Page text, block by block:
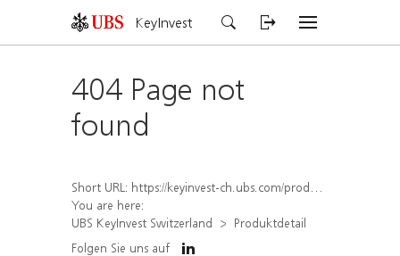
KeyInvest
404 Page not
found
Short URL: https://keyinvest-ch.ubs.com/produkt/detail/index/isin/CH1564650658
You are here:
UBS KeyInvest Switzerland
Produktdetail
Folgen Sie uns auf